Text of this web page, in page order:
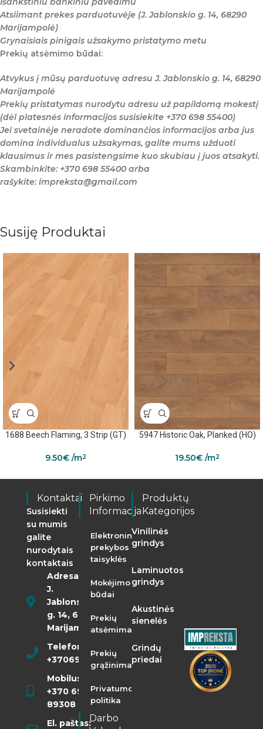
Atsiimant prekes parduotuvėje (J. Jablonskio g. 14, 68290
Marijampolė)
Grynaisiais pinigais užsakymo pristatymo metu
Prekių atsėmimo būdai:
Atvykus į mūsų parduotuvę adresu J. Jablonskio g. 14, 68290
Marijampolė
Prekių pristatymas nurodytu adresu už papildomą mokestį
(dėl platesnės informacijos susisiekite +370 698 55400)
Jei svetainėje neradote dominančios informacijos arba jus
domina individualus užsakymas, galite mums užduoti
klausimus ir mes pasistengsime kuo skubiau į juos atsakyti.
Skambinkite: +370 698 55400 arba
rašykite: impreksta@gmail.com
Susiję Produktai
1688 Beech Flaming, 3 Strip (GT)
9.50€ /m2
5947 Historic Oak, Planked (HO)
19.50€ /m2
Kontaktai
Susisiekti
su mumis
galite
nurodytais
kontaktais
Adresas:
J.
Jablonskio
g. 14, 68290
Marijampolė
Telefonas:
+37069855400
Mobilusis:
+370 698
89308
El. paštas:
Pirkimo
Informacija
Elektroninės
prekybos
taisyklės
Mokėjimo
būdai
Prekių
atsėmimas
Prekių
grąžinimas
Privatumo
politika
Darbo
Produktų
Kategorijos
Vinilinės
grindys
Laminuotos
grindys
Akustinės
sienelės
Grindų
priedai